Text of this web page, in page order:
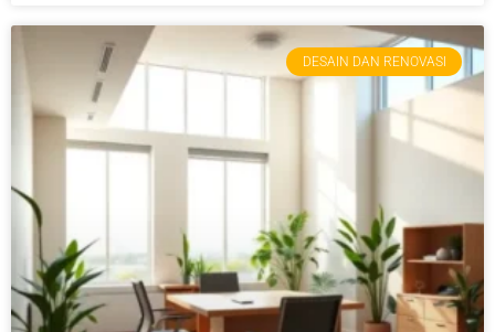
DESAIN DAN RENOVASI